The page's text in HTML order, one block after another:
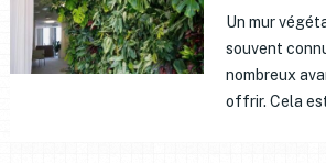
Un mur
souvent
nombreux
offrir. Cela